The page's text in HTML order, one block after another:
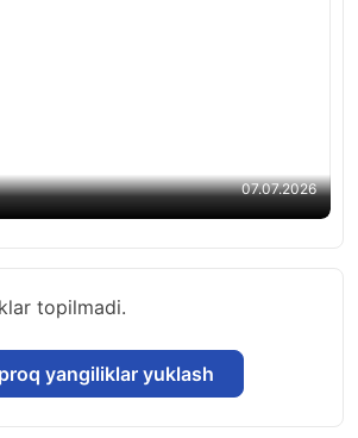
07.07.2026
topilmadi.
yangiliklar yuklash